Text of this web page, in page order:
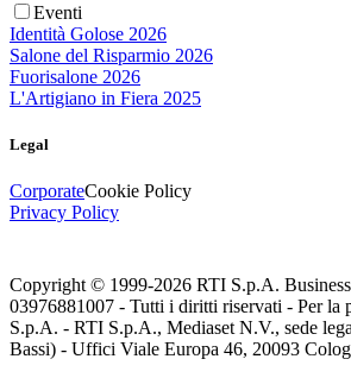
Eventi
Identità Golose 2026
Salone del Risparmio 2026
Fuorisalone 2026
L'Artigiano in Fiera 2025
Legal
CorporateCookie Policy
Privacy Policy
Copyright © 1999-2026 RTI S.p.A.
03976881007 - Tutti i diritti riservati - Per la
S.p.A. - RTI S.p.A., Mediaset N.V., sede
Bassi) - Uffici Viale Europa 46, 20093